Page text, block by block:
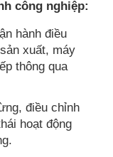
công nghiệp:
hành điều
xuất, máy
thông qua
điều chỉnh
hoạt động